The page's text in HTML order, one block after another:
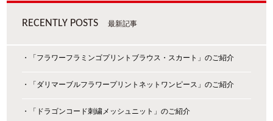
RECENTLY POSTS 最新記事
・「フラワーフラミンゴプリントブラウス・スカート」のご紹介
・「ダリマーブルフラワープリントネットワンピース」のご紹介
・「ドラゴンコード刺繍メッシュニット」のご紹介